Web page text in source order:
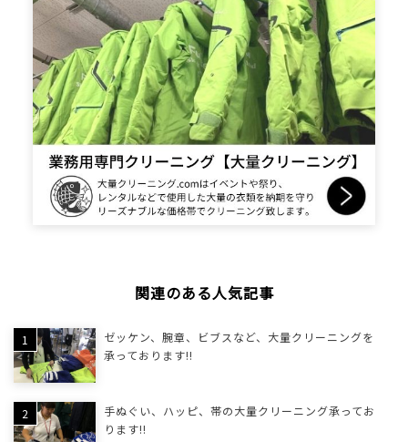
関連のある人気記事
ゼッケン、腕章、ビブスなど、大量クリーニングを
承っております!!
手ぬぐい、ハッピ、帯の大量クリーニング承ってお
ります!!